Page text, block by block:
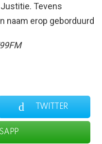
Tevens
naam erop geborduurd
TWITTER